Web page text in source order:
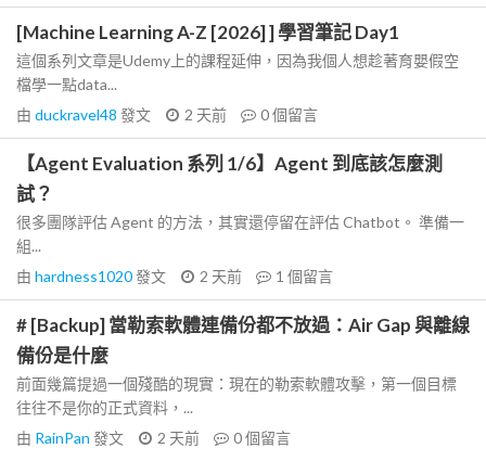
[Machine Learning A-Z [2026] ] 學習筆記 Day1
這個系列文章是Udemy上的課程延伸，因為我個人想趁著育嬰假空
檔學一點data...
由 duckravel48 發文 2 天前 0個留言
【Agent Evaluation 系列 1/6】Agent 到底該怎麼測
試？
很多團隊評估 Agent 的方法，其實還停留在評估 Chatbot。 準備一
組...
由 hardness1020發文 2 天前 1 個留言
# [Backup] 當勒索軟體連備份都不放過：Air Gap 與離線
備份是什麼
前面幾篇提過一個殘酷的現實：現在的勒索軟體攻擊，第一個目標
往往不是你的正式資料，...
由 RainPan 發文 2 天前 0個留言